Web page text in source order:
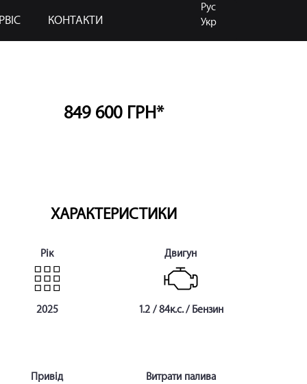
КОНТАКТИ
Рус
Укр
849 600 ГРН*
ХАРАКТЕРИСТИКИ
Рік
2025
Двигун
1.2 / 84к.с. / Бензин
Привід Витрати палива